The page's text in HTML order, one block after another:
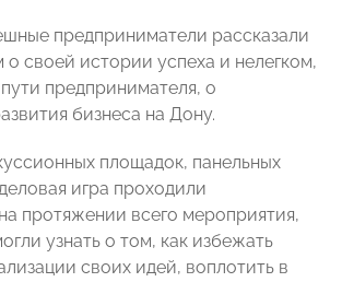
предприниматели рассказали
своей истории успеха и нелегком,
предпринимателя, о
бизнеса на Дону.
площадок, панельных
игра проходили
протяжении всего мероприятия,
узнать о том, как избежать
своих идей, воплотить в